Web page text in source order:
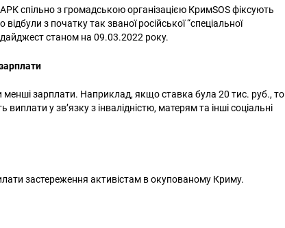
спільно з громадською організацією КримSOS фіксують
з початку так званої російської “спеціальної
дайджест станом на 09.03.2022 року.
зарплати. Наприклад, якщо ставка була 20 тис. руб., то
у зв’язку з інвалідністю, матерям та інші соціальні
застереження активістам в окупованому Криму.